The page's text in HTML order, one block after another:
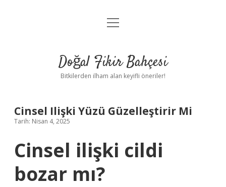
Anasayfa
Yasal Uyarı
menüyü
Doğal Fikir Bahçesi
Bitkilerden ilham alan keyifli öneriler!
Cinsel Ilişki Yüzü Güzelleştirir Mi
Tarih: Nisan 4, 2025
Cinsel ilişki cildi
bozar mı?